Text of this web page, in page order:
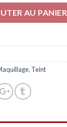
AU PANIER
, Teint